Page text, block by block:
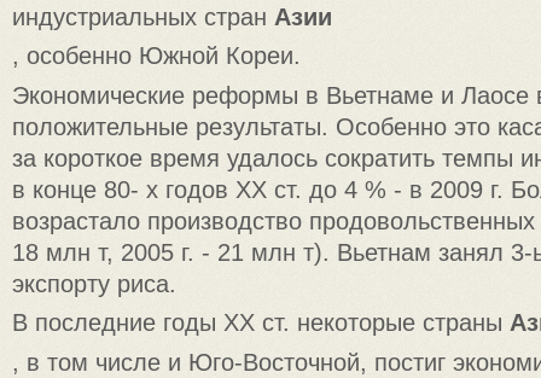
индустриальных стран Азии
, особенно Южной Кореи.
Экономические реформы в Вьетнаме и Лаосе
положительные результаты. Особенно это
за короткое время удалось сократить темпы
в конце 80- х годов XX ст. до 4 % - в 2009 г.
возрастало производство продовольственных
18 млн т, 2005 г. - 21 млн т). Вьетнам занял
экспорту риса.
В последние годы XX ст. некоторые страны
, в том числе и Юго-Восточной, постиг